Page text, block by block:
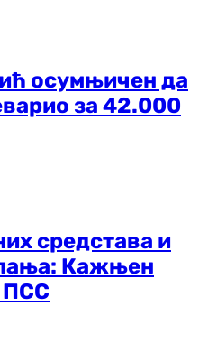
осумњичен да
за 42.000
средстава и
Кажњен
ПСС